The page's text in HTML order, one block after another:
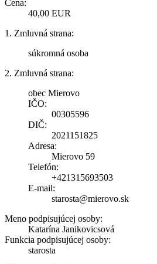
Cena:
40,00 EUR
1. Zmluvná strana:
súkromná osoba
2. Zmluvná strana:
obec Mierovo
IČO:
00305596
DIČ:
2021151825
Adresa:
Mierovo 59
Telefón:
+421315693503
E-mail:
starosta@mierovo.sk
Meno podpisujúcej osoby:
Katarína Janikovicsová
Funkcia podpisujúcej osoby:
starosta